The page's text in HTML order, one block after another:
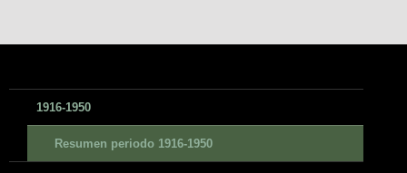
1916-1950
Resumen periodo 1916-1950